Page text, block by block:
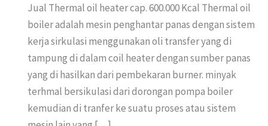
Jual Thermal oil heater cap. 600.000 Kcal Thermal oil
boiler adalah mesin penghantar panas dengan sistem
kerja sirkulasi menggunakan oli transfer yang di
tampung di dalam coil heater dengan sumber panas
yang di hasilkan dari pembekaran burner. minyak
terhmal bersikulasi dari dorongan pompa boiler
kemudian di tranfer ke suatu proses atau sistem